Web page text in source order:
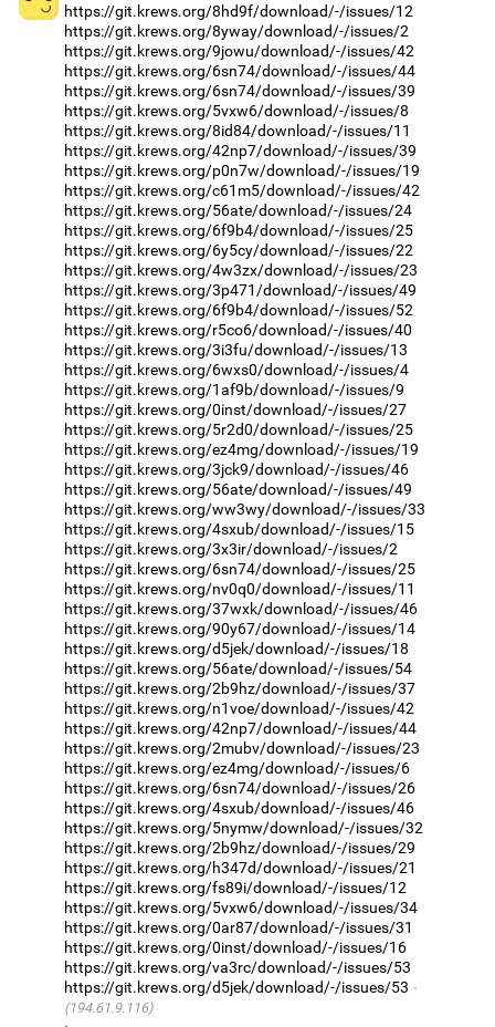
https://git.krews.org/8hd9f/download/-/issues/12
https://git.krews.org/8yway/download/-/issues/2
https://git.krews.org/9jowu/download/-/issues/42
https://git.krews.org/6sn74/download/-/issues/44
https://git.krews.org/6sn74/download/-/issues/39
https://git.krews.org/5vxw6/download/-/issues/8
https://git.krews.org/8id84/download/-/issues/11
https://git.krews.org/42np7/download/-/issues/39
https://git.krews.org/p0n7w/download/-/issues/19
https://git.krews.org/c61m5/download/-/issues/42
https://git.krews.org/56ate/download/-/issues/24
https://git.krews.org/6f9b4/download/-/issues/25
https://git.krews.org/6y5cy/download/-/issues/22
https://git.krews.org/4w3zx/download/-/issues/23
https://git.krews.org/3p471/download/-/issues/49
https://git.krews.org/6f9b4/download/-/issues/52
https://git.krews.org/r5co6/download/-/issues/40
https://git.krews.org/3i3fu/download/-/issues/13
https://git.krews.org/6wxs0/download/-/issues/4
https://git.krews.org/1af9b/download/-/issues/9
https://git.krews.org/0inst/download/-/issues/27
https://git.krews.org/5r2d0/download/-/issues/25
https://git.krews.org/ez4mg/download/-/issues/19
https://git.krews.org/3jck9/download/-/issues/46
https://git.krews.org/56ate/download/-/issues/49
https://git.krews.org/ww3wy/download/-/issues/33
https://git.krews.org/4sxub/download/-/issues/15
https://git.krews.org/3x3ir/download/-/issues/2
https://git.krews.org/6sn74/download/-/issues/25
https://git.krews.org/nv0q0/download/-/issues/11
https://git.krews.org/37wxk/download/-/issues/46
https://git.krews.org/90y67/download/-/issues/14
https://git.krews.org/d5jek/download/-/issues/18
https://git.krews.org/56ate/download/-/issues/54
https://git.krews.org/2b9hz/download/-/issues/37
https://git.krews.org/n1voe/download/-/issues/42
https://git.krews.org/42np7/download/-/issues/44
https://git.krews.org/2mubv/download/-/issues/23
https://git.krews.org/ez4mg/download/-/issues/6
https://git.krews.org/6sn74/download/-/issues/26
https://git.krews.org/4sxub/download/-/issues/46
https://git.krews.org/5nymw/download/-/issues/32
https://git.krews.org/2b9hz/download/-/issues/29
https://git.krews.org/h347d/download/-/issues/21
https://git.krews.org/fs89i/download/-/issues/12
https://git.krews.org/5vxw6/download/-/issues/34
https://git.krews.org/0ar87/download/-/issues/31
https://git.krews.org/0inst/download/-/issues/16
https://git.krews.org/va3rc/download/-/issues/53
https://git.krews.org/d5jek/download/-/issues/53
(194.61.9.116)